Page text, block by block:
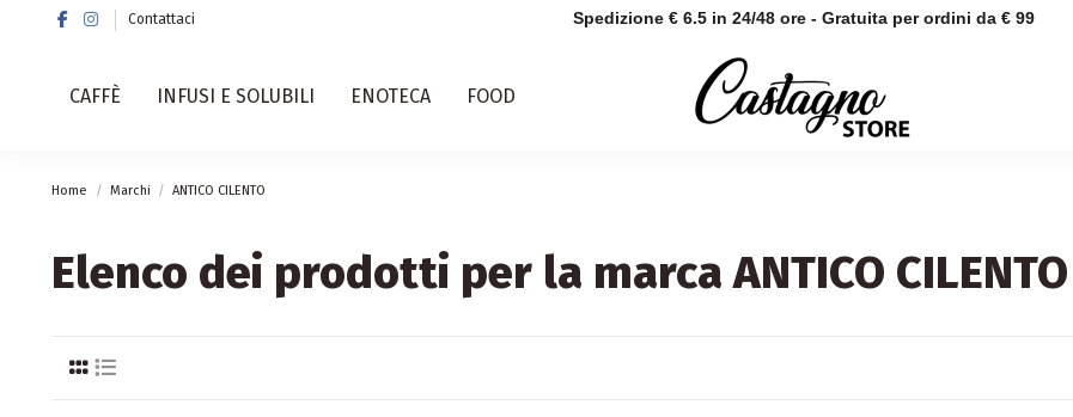
Contattaci Spedizione € 6.5 in 24/48 ore - Gratuita per ordini da € 99
CAFFÈ INFUSI E SOLUBILI ENOTECA FOOD
Home Marchi ANTICO CILENTO
Elenco dei prodotti per la marca ANTICO CILENTO